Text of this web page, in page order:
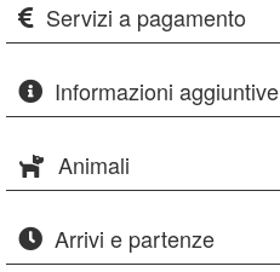
Servizi a pagamento
Informazioni aggiuntive
Animali
Arrivi e partenze